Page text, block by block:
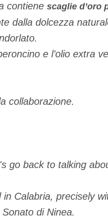
contiene scaglied’oro
dalla dolcezza
e l’olio extra
collaborazione.
go back to talking
Calabria, precisely
di Ninea.